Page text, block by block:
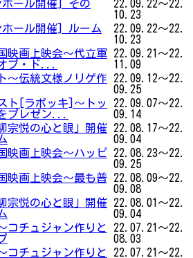
ホール開催] その
22.09.22～22.
10.23
ホール開催] ルーム
22.09.22～22.
10.23
映画上映会〜代立軍
ブ・ド...
22.09.21～22.
11.09
～伝統文様ノリゲ作
22.09.12～22.
09.25
ト[ラポッキ]～トッ
プレゼン...
22.09.07～22.
09.14
宗悦の心と眼」開催
22.08.17～22.
09.04
映画上映会〜ハッピ
22.08.23～22.
09.25
映画上映会〜最も普
22.08.09～22.
09.08
宗悦の心と眼」開催
22.08.01～22.
09.04
コチュジャン作りと
22.07.21～22.
08.03
コチュジャン作りと
22.07.21～22.